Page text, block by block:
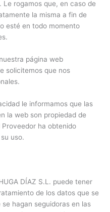
rogamos que, en caso de
la misma a fin de
esté en todo momento
página web
solicitemos que nos
le informamos que las
la web son propiedad de
Proveedor ha obtenido
uso.
DÍAZ S.L. puede tener
de los datos que se
hagan seguidoras en las